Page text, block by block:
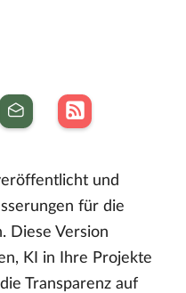
und
für die
Diese Version
KI in Ihre Projekte
Transparenz auf